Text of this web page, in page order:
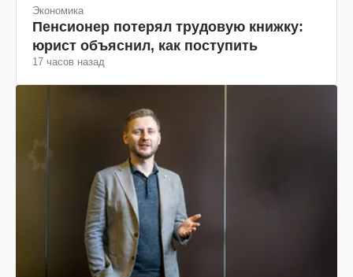
Экономика
Пенсионер потерял трудовую книжку:
юрист объяснил, как поступить
17 часов назад